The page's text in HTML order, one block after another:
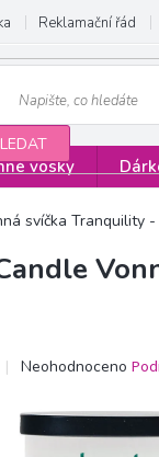
Reklamační řád
vosky
svíčka Tranquility
Průměrné
produktu
je
Neohodnoceno